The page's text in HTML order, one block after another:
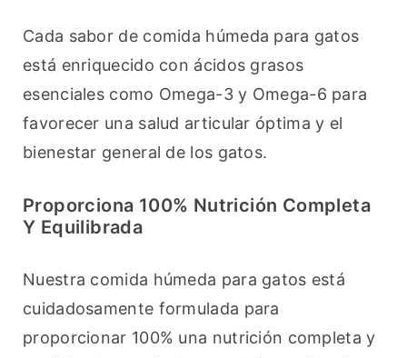
Cada sabor de comida húmeda para gatos
está enriquecido con ácidos grasos
esenciales como Omega-3 y Omega-6 para
favorecer una salud articular óptima y el
bienestar general de los gatos.
Proporciona 100% Nutrición Completa
Y Equilibrada
Nuestra comida húmeda para gatos está
cuidadosamente formulada para
proporcionar 100% una nutrición completa y